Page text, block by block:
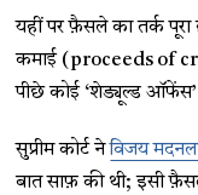
यहीं पर फ़ैसले का तर्क पूरा
कमाई (proceeds of
पीछे कोई ‘शेड्यूल्ड ऑफेंस’
सुप्रीम कोर्ट नेविजय
बात साफ़ की थी; इसी